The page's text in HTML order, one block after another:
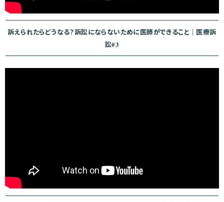
訴えられたらどうなる？訴訟にならないために医師ができること｜医療訴
訟#3